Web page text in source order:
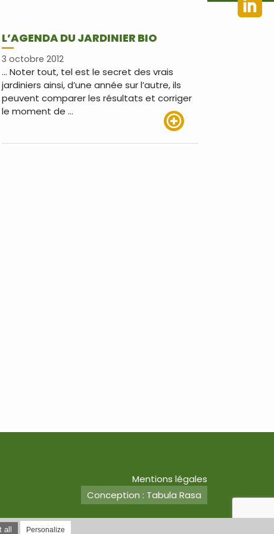
L’AGENDA DU JARDINIER BIO
3 octobre 2012
… Noter tout, tel est le secret des vrais
jardiniers ainsi, d’une année sur l’autre, ils
peuvent comparer les résultats et corriger
le moment de …
Mentions légales
Conception : Tabula Rasa
Personalize